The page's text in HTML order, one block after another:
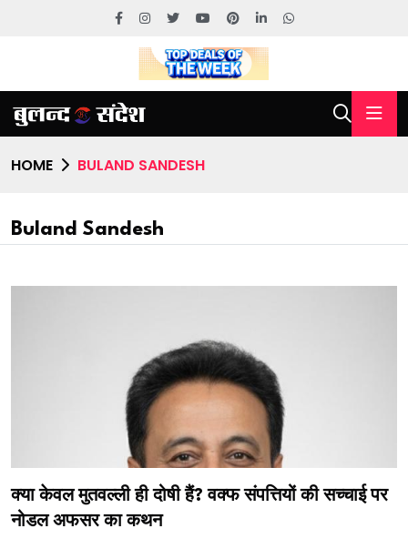
HOME BULAND SANDESH
Buland Sandesh
क्या केवल मुतवल्ली ही दोषी हैं? वक्फ संपत्तियों की सच्चाई पर
नोडल अफसर का कथन